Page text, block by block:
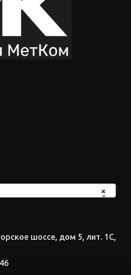
×
шоссе, дом 5, лит. 1С,